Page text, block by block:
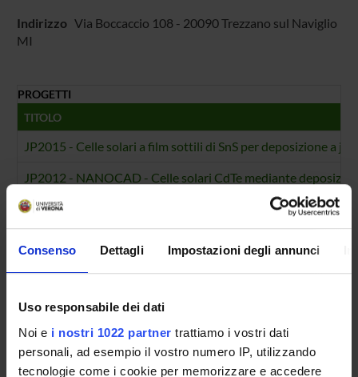
Consenso Dettagli Impostazioni degli annunci
Uso responsabile dei dati
Noi e i nostri 1022 partner trattiamo i vostri dati
personali, ad esempio il vostro numero IP, utilizzando
tecnologie come i cookie per memorizzare e accedere
IndirizzoVia Boccaccio 108 - 20090 Trezzano sul Naviglio
MI
PROGETTI
TITOLO
JP2015 - Celle solari a film sottili di SnS per deposizione a jet
JP2012 - NANOCAD - Celle solari CdTe mediante
NUMERO FINANZIAMENTI
2013